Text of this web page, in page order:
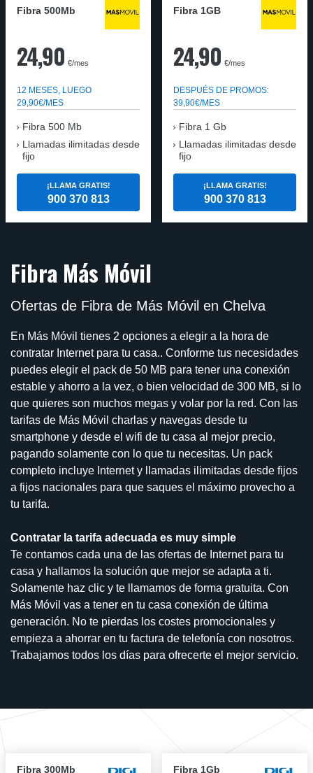
Fibra 500Mb
24,90 €/mes
12 MESES, LUEGO
29,90€/MES
Fibra 500 Mb
Llamadas ilimitadas desde
fijo
¡LLAMA GRATIS!
900 370 813
Fibra 1GB
24,90 €/mes
DESPUÉS DE PROMOS:
39,90€/MES
Fibra 1 Gb
Llamadas ilimitadas desde
fijo
¡LLAMA GRATIS!
900 370 813
Fibra Más Móvil
Ofertas de Fibra de Más Móvil en Chelva
En Más Móvil tienes 2 opciones a elegir a la hora de
contratar Internet para tu casa.. Conforme tus necesidades
puedes elegir el pack de 50 MB para tener una conexión
estable y ahorro a la vez, o bien velocidad de 300 MB, si lo
que quieres son muchos megas y volar por la red. Con las
tarifas de Más Móvil charlas y navegas desde tu
smartphone y desde el wifi de tu casa al mejor precio,
pagando solamente con lo que tu necesitas. Un pack
completo incluye Internet y llamadas ilimitadas desde fijos
a fijos nacionales para que saques el máximo provecho a
tu tarifa.
Contratar la tarifa adecuada es muy simple
Te contamos cada una de las ofertas de Internet para tu
casa y hallamos la solución que mejor se adapta a ti.
Solamente haz clic y te llamamos de forma gratuita. Con
Más Móvil vas a tener en tu casa conexión de última
generación. No te pierdas los costes promocionales y
empieza a ahorrar en tu factura de telefonía con nosotros.
Trabajamos todos los días para ofrecerte el mejor servicio.
Fibra 300Mb Fibra 1Gb